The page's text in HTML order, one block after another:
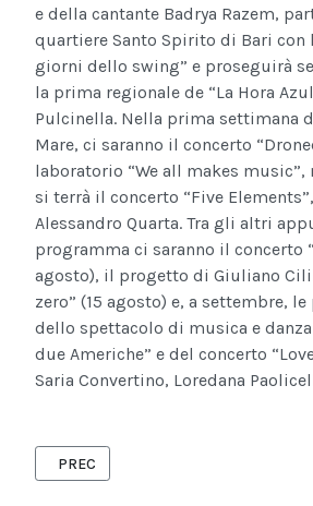
e della cantante Badrya Razem,
quartiere Santo Spirito di Bari con
giorni dello swing” e proseguirà
la prima regionale de “La Hora
Pulcinella. Nella prima settimana
Mare, ci saranno il concerto
laboratorio “We all makes music”,
si terrà il concerto “Five
Alessandro Quarta. Tra gli altri
programma ci saranno il concerto
agosto), il progetto di Giuliano
zero” (15 agosto) e, a settembre,
dello spettacolo di musica e
due Americhe” e del concerto
Saria Convertino, Loredana
ARTICOLO PRECEDENTE: 26
PREC